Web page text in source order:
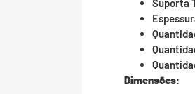
Suporta
Dimensões: